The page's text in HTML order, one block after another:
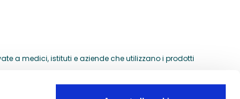
a medici, istituti e aziende che utilizzano i prodotti